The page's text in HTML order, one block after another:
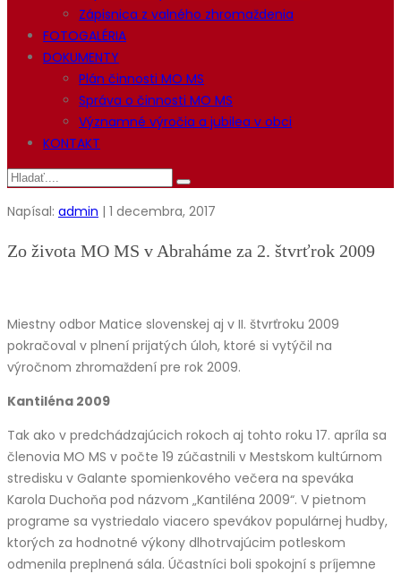
Zápisnica z valného zhromaždenia
FOTOGALÉRIA
DOKUMENTY
Plán činnosti MO MS
Správa o činnosti MO MS
Významné výročia a jubilea v obci
KONTAKT
Napísal: admin | 1 decembra, 2017
Zo života MO MS v Abraháme za 2. štvrťrok 2009
Miestny odbor Matice slovenskej aj v II. štvrťroku 2009
pokračoval v plnení prijatých úloh, ktoré si vytýčil na
výročnom zhromaždení pre rok 2009.
Kantiléna 2009
Tak ako v predchádzajúcich rokoch aj tohto roku 17. apríla sa
členovia MO MS v počte 19 zúčastnili v Mestskom kultúrnom
stredisku v Galante spomienkového večera na speváka
Karola Duchoňa pod názvom „Kantiléna 2009“. V pietnom
programe sa vystriedalo viacero spevákov populárnej hudby,
ktorých za hodnotné výkony dlhotrvajúcim potleskom
odmenila preplnená sála. Účastníci boli spokojní s príjemne